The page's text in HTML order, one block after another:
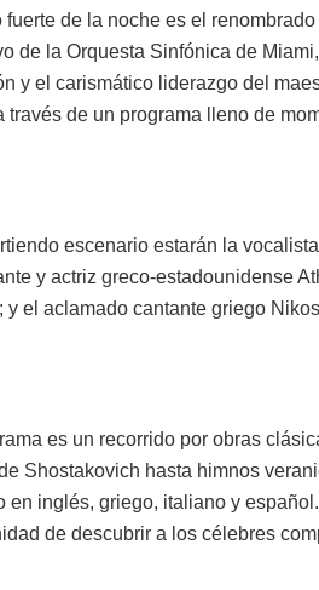
fuerte de la noche es el
de la Orquesta Sinfónica de
y el carismático liderazgo del
través de un programa lleno de
escenario estarán la
y actriz greco-estadounidense
y el aclamado cantante griego
es un recorrido por obras
Shostakovich hasta himnos
en inglés, griego, italiano y
de descubrir a los célebres